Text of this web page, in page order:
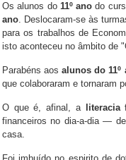
Os alunos do 11º ano do
ano. Deslocaram-se às
para os trabalhos de
isto aconteceu no âmbito de
Parabéns aosalunos do 11º
que colaboraram e tornaram
O que é, afinal, a literacia
financeiros no dia-a-dia —
casa.